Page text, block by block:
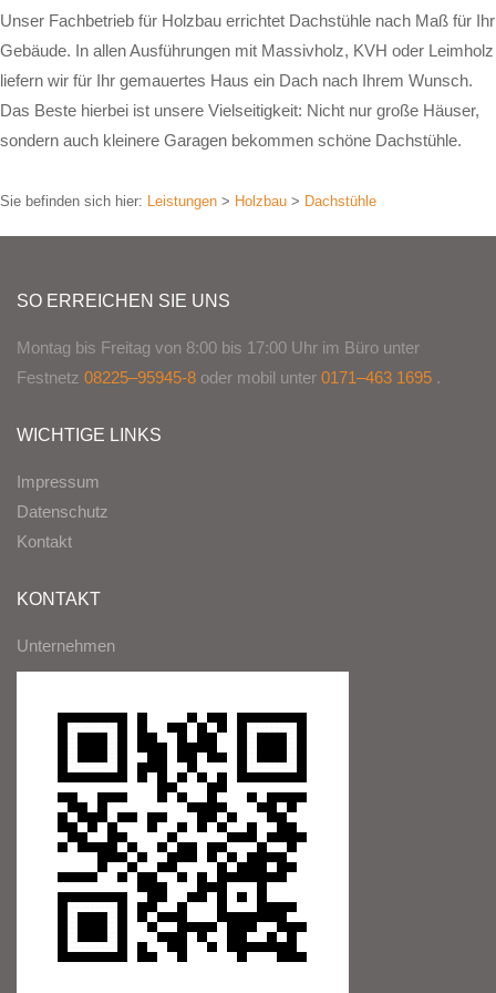
Unser Fachbetrieb für Holzbau errichtet Dachstühle nach Maß für Ihr
Gebäude. In allen Ausführungen mit Massivholz, KVH oder Leimholz
liefern wir für Ihr gemauertes Haus ein Dach nach Ihrem Wunsch.
Das Beste hierbei ist unsere Vielseitigkeit: Nicht nur große Häuser,
sondern auch kleinere Garagen bekommen schöne Dachstühle.
Sie befinden sich hier: Leistungen > Holzbau > Dachstühle
SO ERREICHEN SIE UNS
Montag bis Freitag von 8:00 bis 17:00 Uhr im Büro unter
Festnetz 08225–95945-8 oder mobil unter 0171–463 1695 .
WICHTIGE LINKS
Impressum
Datenschutz
Kontakt
KONTAKT
Unternehmen